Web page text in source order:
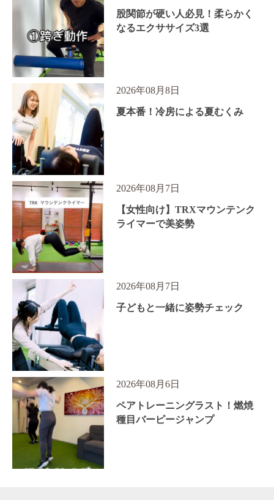
股関節が硬い人必見！柔らかく
なるエクササイズ3選
2026年08月8日
夏本番！冷房による夏むくみ
2026年08月7日
【女性向け】TRXマウンテンク
ライマーで美姿勢
2026年08月7日
子どもと一緒に姿勢チェック
2026年08月6日
ペアトレーニングラスト！燃焼
種目バーピージャンプ